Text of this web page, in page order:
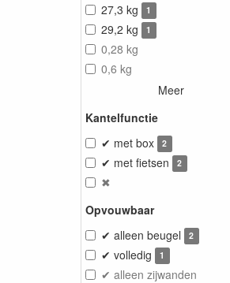
27,3 kg 1
29,2 kg 1
0,28 kg
0,6 kg
Meer
Kantelfunctie
✔ met box
2
✔ met fietsen 2
✖
Opvouwbaar
✔ alleen beugel
2
✔ volledig 1
✔ alleen zijwanden